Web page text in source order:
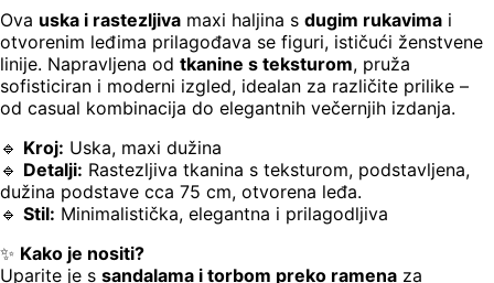
Ova uska i rastezljiva maxi haljina s dugim rukavima i
otvorenim leđima prilagođava se figuri, ističući ženstvene
linije. Napravljena od tkanine s teksturom, pruža
sofisticiran i moderni izgled, idealan za različite prilike –
od casual kombinacija do elegantnih večernjih izdanja.
🔹 Kroj: Uska, maxi dužina
🔹 Detalji: Rastezljiva tkanina s teksturom, podstavljena,
dužina podstave cca 75 cm, otvorena leđa.
🔹 Stil: Minimalistička, elegantna i prilagodljiva
✨ Kako je nositi?
Uparite je s sandalama i torbom preko ramena za